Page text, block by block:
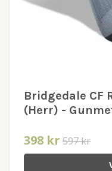
Bridgedale CF
(Herr) -
398 kr 597 kr